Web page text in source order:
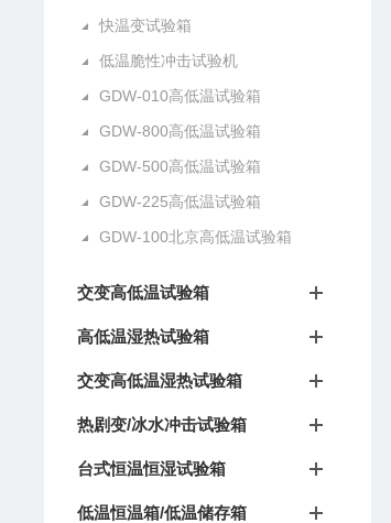
快温变试验箱
低温脆性冲击试验机
GDW-010高低温试验箱
GDW-800高低温试验箱
GDW-500高低温试验箱
GDW-225高低温试验箱
GDW-100北京高低温试验箱
交变高低温试验箱
高低温湿热试验箱
交变高低温湿热试验箱
热剧变/冰水冲击试验箱
台式恒温恒湿试验箱
低温恒温箱/低温储存箱